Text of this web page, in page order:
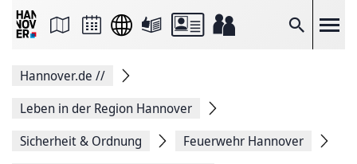
Suche
Seite
Facebook
teilen
Seitenlink
Hannover.de //
Leben in der Region Hannover
Sicherheit & Ordnung
Feuerwehr Hannover